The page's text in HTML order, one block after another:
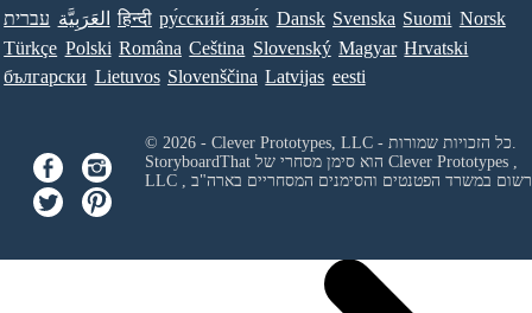
עברית العَرَبِيَّة हिन्दी ру́сский язы́к Dansk Svenska Suomi Norsk
Türkçe Polski Româna Ceština Slovenský Magyar Hrvatski
български Lietuvos Slovenščina Latvijas eesti
© 2026 - Clever Prototypes, LLC - כל הזכויות שמורות.
Clever Prototypes ,
LLC
ורשום במשרד הפטנטים והסימנים המסחריים בארה"ב